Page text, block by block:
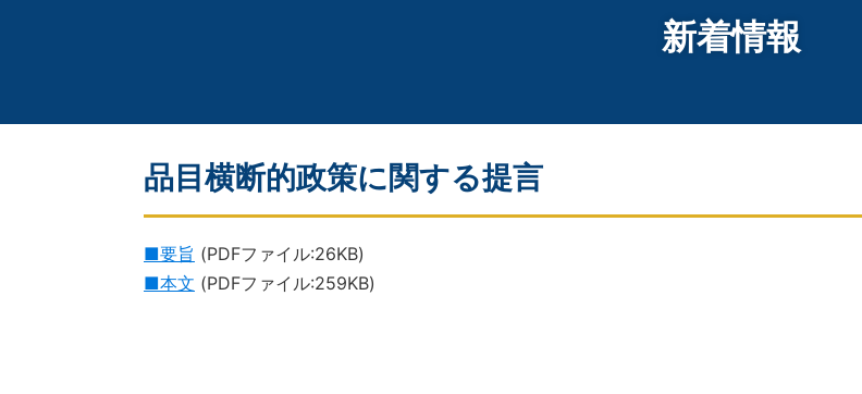
新着情報
品目横断的政策に関する提言
■要旨 (PDFファイル:26KB)
■本文 (PDFファイル:259KB)